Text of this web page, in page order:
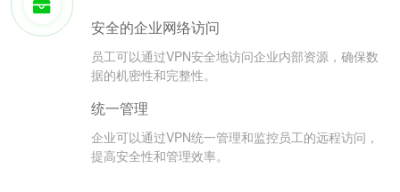
安全的企业网络访问
员工可以通过VPN安全地访问企业内部资源，确保数
据的机密性和完整性。
统一管理
企业可以通过VPN统一管理和监控员工的远程访问，
提高安全性和管理效率。